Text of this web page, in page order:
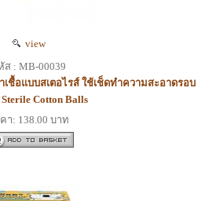
view
ส : MB-00039
ชื้อแบบสเตอไรส์ ใช้เช็ดทำความสะอาดรอบ
Sterile Cotton Balls
า: 138.00 บาท